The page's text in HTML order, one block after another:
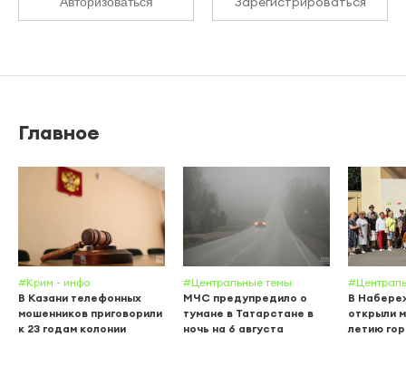
Главное
#Крим - инфо
В Казани телефонных
мошенников приговорили
к 23 годам колонии
#Центральные темы
МЧС предупредило о
тумане в Татарстане в
ночь на 6 августа
В
открыли
летию